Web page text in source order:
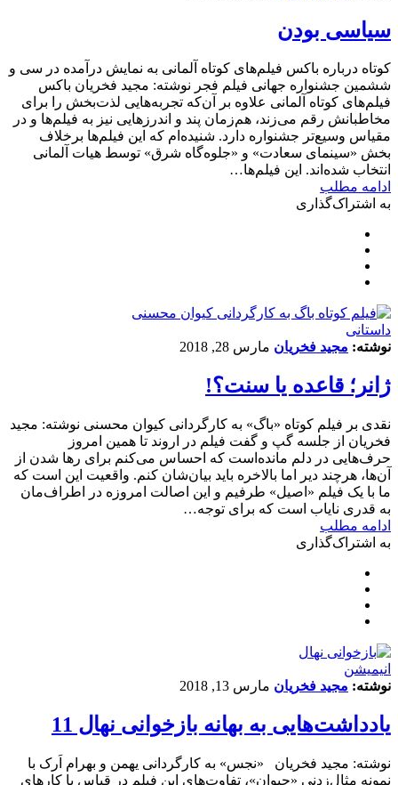
سیاسی بودن
کوتاه درباره باکس فیلم‌های کوتاه آلمانی به نمایش درآمده در سی و
ششمین جشنواره جهانی فیلم فجر نوشته: مجید فخریان باکس
فیلم‌های کوتاه آلمانی علاوه بر آن‌که تجربه‌هایی لذت‌بخش را برای
مخاطبانش رقم می‌زند، هم‌زمان پند و اندرزهایی نیز به فیلم‌ها و در
مقیاس‌ وسیع‌تر جشنواره دارد. شنیده‌ام که این فیلم‌ها برخلاف
بخش «سینمای سعادت» و «جلوه‌گاه شرق» توسط هیات آلمانی
انتخاب شده‌اند. این‌ فیلم‌ها…
ادامه مطلب
به اشتراک‌گذاری
داستانی
نوشته: مجید فخریان مارس 28, 2018
ژانر؛ قاعده یا سنت؟!
نقدی بر فیلم کوتاه «باگ» به کارگردانی کیوان محسنی نوشته: مجید
فخریان از جلسه گپ و گفت فیلم در اروند تا همین امروز
حرف‌هایی در دلم مانده‌است که احساس می‌کنم برای رها شدن از
آن‌ها، هرچند دیر اما بالاخره باید بیان‌شان کنم. واقعیت این است که
ما با یک فیلم «اصیل» طرفیم و این اصالت امروزه در اطراف‌مان
به قدری نایاب است که برای توجه…
ادامه مطلب
به اشتراک‌گذاری
انیمیشن
نوشته: مجید فخریان مارس 13, 2018
یادداشت‌هایی به بهانه بازخوانی نهال 11
نوشته: مجید فخریان «نجس» به کارگردانی یهمن و بهرام اَرک با
نمونه مثال‌زدنی «حیوان»، تفاوت‌های این فیلم در قیاس با کارهای